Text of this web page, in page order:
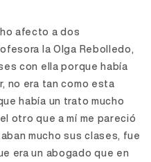
afecto a dos
la Olga Rebolledo,
con ella porque había
no era tan como esta
había un trato mucho
otro que a mí me pareció
mucho sus clases, fue
era un abogado que en